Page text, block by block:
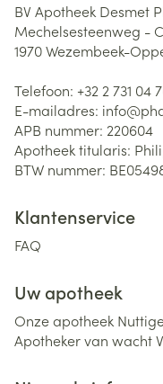
BV Apotheek Desmet
Mechelsesteenweg -
1970Wezembeek-
Telefoon: +32 2 731 04
E-mailadres: info@
APB nummer: 220604
Apotheek titularis:
BTW nummer:
Klantenservice
FAQ
Uw apotheek
Onze apotheek
Apotheker van wacht